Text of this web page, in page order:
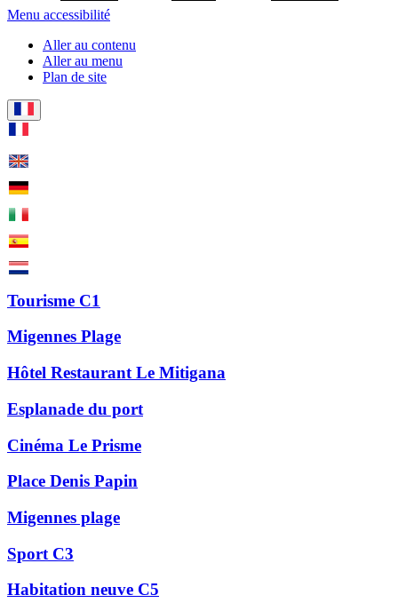
Menu accessibilité
Aller au contenu
Aller au menu
Plan de site
Tourisme C1
Migennes Plage
Hôtel Restaurant Le Mitigana
Esplanade du port
Cinéma Le Prisme
Place Denis Papin
Migennes plage
Sport C3
Habitation neuve C5